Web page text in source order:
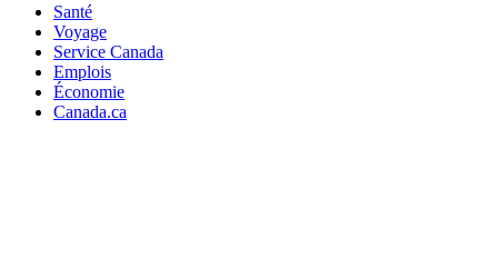
Santé
Voyage
Service Canada
Emplois
Économie
Canada.ca